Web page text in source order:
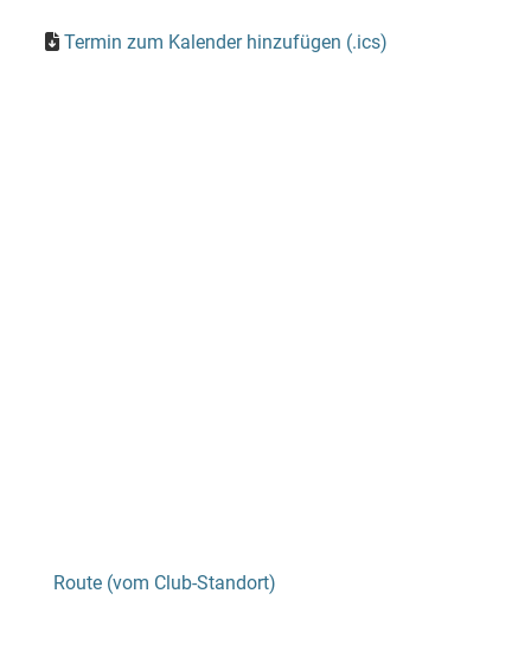
Termin zum Kalender hinzufügen (.ics)
Route (vom Club-Standort)